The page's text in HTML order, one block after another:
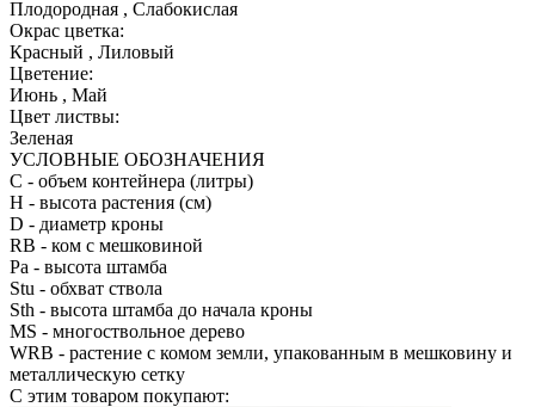
Плодородная , Слабокислая
Окрас цветка:
Красный , Лиловый
Цветение:
Июнь , Май
Цвет листвы:
Зеленая
УСЛОВНЫЕ ОБОЗНАЧЕНИЯ
С - объем контейнера (литры)
H - высота растения (см)
D - диаметр кроны
RB - ком с мешковиной
Pa - высота штамба
Stu - обхват ствола
Sth - высота штамба до начала кроны
MS - многоствольное дерево
WRB - растение с комом земли, упакованным в мешковину и
металлическую сетку
С этим товаром покупают: